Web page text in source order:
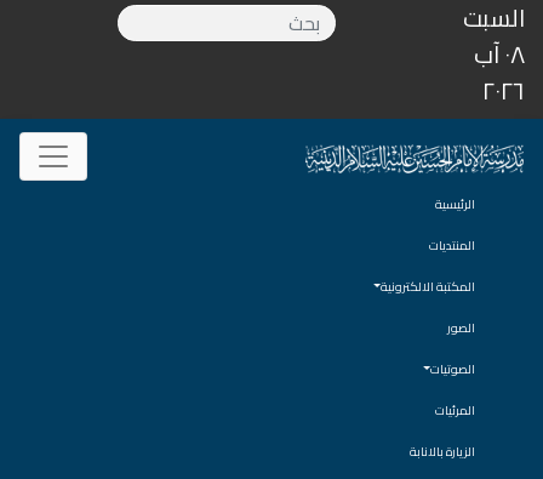
السبت
٠٨ آب
٢٠٢٦
الرئيسية
المنتديات
المكتبة الالكترونية
الصور
الصوتيات
المرئيات
الزيارة بالانابة